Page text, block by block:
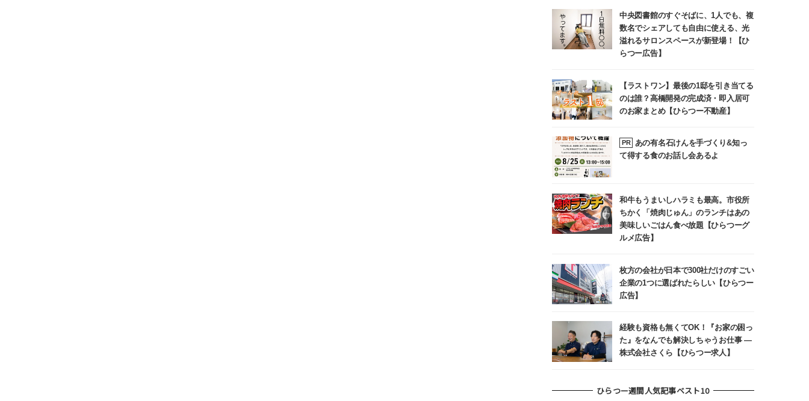
中央図書館のすぐそばに、1人でも、複
数名でシェアしても自由に使える、光
溢れるサロンスペースが新登場！【ひ
らつー広告】
【ラストワン】最後の1邸を引き当てる
のは誰？高橋開発の完成済・即入居可
のお家まとめ【ひらつー不動産】
PR
あの有名石けんを手づくり&知っ
て得する食のお話し会あるよ
和牛もうまいしハラミも最高。市役所
ちかく「焼肉じゅん」のランチはあの
美味しいごはん食べ放題【ひらつーグ
ルメ広告】
枚方の会社が日本で300社だけのすごい
企業の1つに選ばれたらしい【ひらつー
広告】
経験も資格も無くてOK！『お家の困っ
た』をなんでも解決しちゃうお仕事 ―
株式会社さくら【ひらつー求人】
ひらつー週間人気記事ベスト10